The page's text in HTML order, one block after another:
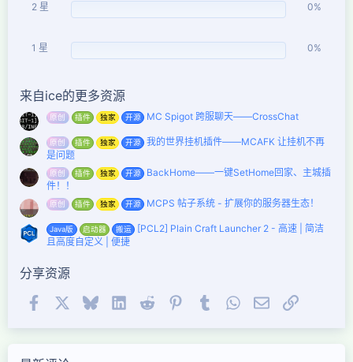
2 星 0%
1 星 0%
来自ice的更多资源
原创 插件 独家 开源 MC Spigot 跨服聊天——CrossChat
原创 插件 独家 开源
我的世界挂机插件——MCAFK 让挂机不再
是问题
原创 插件 独家 开源
BackHome——一键SetHome回家、主城插
件！！
原创 插件 独家 开源 MCPS 帖子系统 - 扩展你的服务器生态！
Java版 启动器 搬运
[PCL2] Plain Craft Launcher 2 - 高速 | 简洁
且高度自定义 | 便捷
分享资源
FacebookX (Twitter)
Bluesky LinkedInReddit PinterestTumblrWhatsApp
邮件 链接